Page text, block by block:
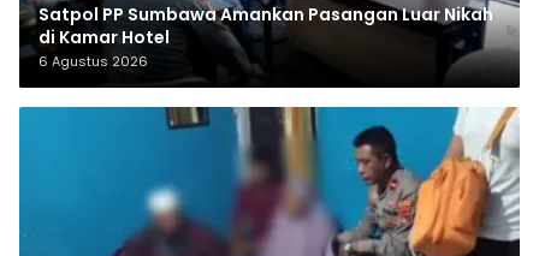
Satpol PP Sumbawa Amankan Pasangan Luar Nikah
di Kamar Hotel
6 Agustus 2026